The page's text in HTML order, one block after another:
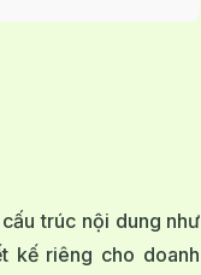
trúc nội dung như
kế riêng cho doanh